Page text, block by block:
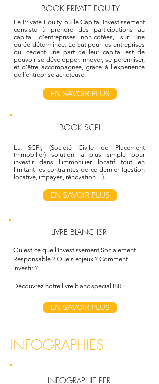
BOOK PRIVATE EQUITY
Le Private Equity ou le Capital Investissement
consiste à prendre des participations au
capital d’entreprises non-cotées, sur une
durée déterminée. Le but pour les entreprises
qui cèdent une part de leur capital est de
pouvoir se développer, innover, se pérenniser,
et d’être accompagnée, grâce à l’expérience
de l’entreprise acheteuse.
EN SAVOIR PLUS
BOOK SCPI
La SCPI, (Société Civile de Placement
Immobilier) solution la plus simple pour
investir dans l’immobilier locatif tout en
limitant les contraintes de ce dernier (gestion
locative, impayés, rénovation…).
EN SAVOIR PLUS
LIVRE BLANC ISR
Qu'est-ce que l'Investissement Socialement
Responsable ? Quels enjeux ? Comment
investir ?
Découvrez notre livre blanc spécial ISR :
EN SAVOIR PLUS
INFOGRAPHIES
INFOGRAPHIE PER